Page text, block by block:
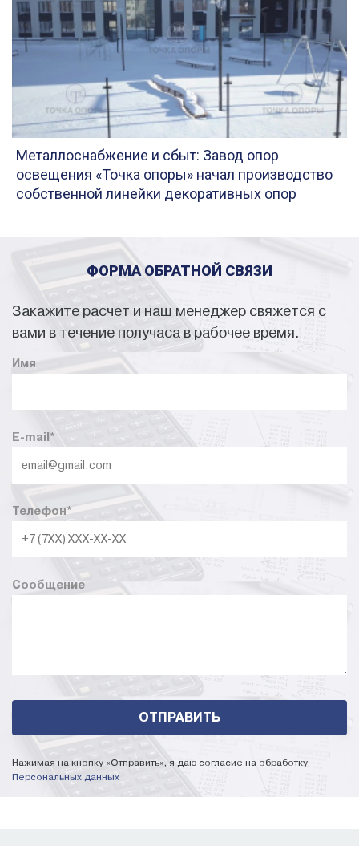
Металлоснабжение и сбыт: Завод опор
освещения «Точка опоры» начал производство
собственной линейки декоративных опор
ФОРМА ОБРАТНОЙ СВЯЗИ
Закажите расчет и наш менеджер свяжется с
вами в течение получаса в рабочее время.
Имя
E-mail *
Телефон*
Сообщение
Нажимая на кнопку «Отправить», я даю согласие на обработку
Персональных данных